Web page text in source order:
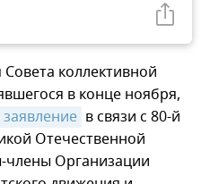
коллективной
в конце ноября,
в связи с 80-й
Отечественной
члены Организации